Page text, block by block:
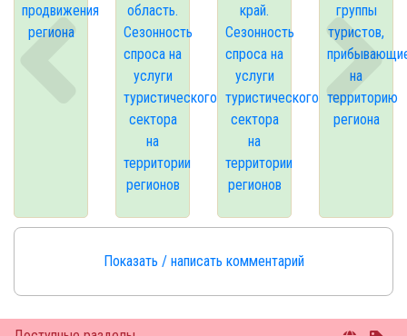
продвижения
региона
область.
Сезонность
спроса на
услуги
туристического
сектора
на
территории
регионов
край.
Сезонность
спроса на
услуги
туристического
сектора
на
территории
регионов
группы
туристов,
на
территорию
региона
Показать / написать комментарий